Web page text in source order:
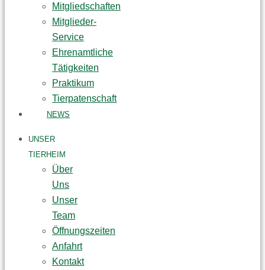
Mitgliedschaften
Mitglieder-
Service
Ehrenamtliche
Tätigkeiten
Praktikum
Tierpatenschaft
NEWS
UNSER
TIERHEIM
Über
Uns
Unser
Team
Öffnungszeiten
Anfahrt
Kontakt